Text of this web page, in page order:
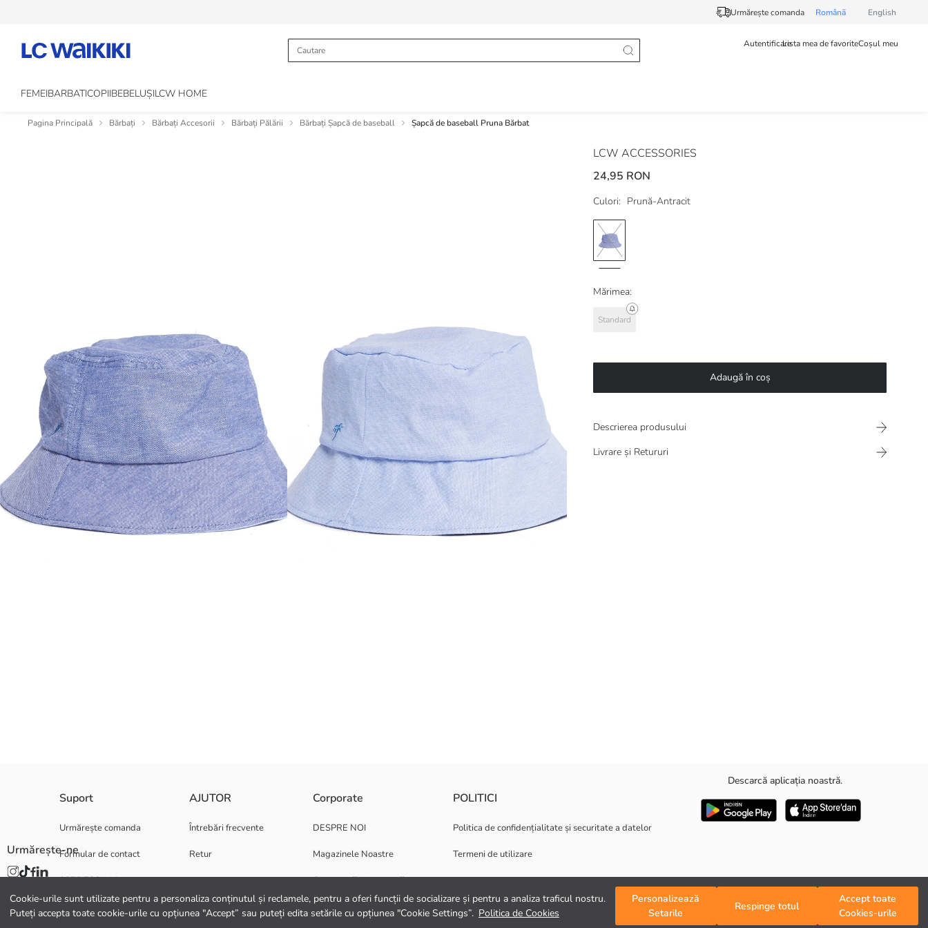
Cookie-urile sunt utilizate pentru a personaliza conținutul și reclamele, pentru a oferi funcții de socializare și pentru a analiza traficul nostru.
Puteți accepta toate cookie-urile cu opțiunea "Accept” sau puteți edita setările cu opțiunea "Cookie Settings”. Politica de Cookies
Personalizează
Setarile
Respinge totul
Accept toate
Cookies-urile
Urmărește comanda Românã English
AutentificareLista mea de favoriteCoșul meu
FEMEIBARBATICOPIIBEBELUȘILCW HOME
Pagina Principală Bărbați Bărbați Accesorii Bărbați Pălării Bărbați Șapcă de baseball Șapcă de baseball Pruna Bărbat
LCW ACCESSORIES
24,95 RON
Culori: Prună-Antracit
Mărimea:
Standard
Adaugă în coș
Descrierea produsului
Livrare și Retururi
Țară de origine:
Marcă:
Gen:
Suport
Urmărește comanda
Formular de contact
0372 786 111
AJUTOR
Întrebări frecvente
Retur
Corporate
DESPRE NOI
Magazinele Noastre
Oportunități de carieră
Suport corporativ
POLITICI
Politica de confidențialitate și securitate a datelor
Termeni de utilizare
Descarcă aplicația noastră.
Urmărește-ne